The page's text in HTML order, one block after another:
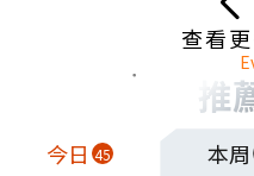
上
查看
推
今日 45 本周